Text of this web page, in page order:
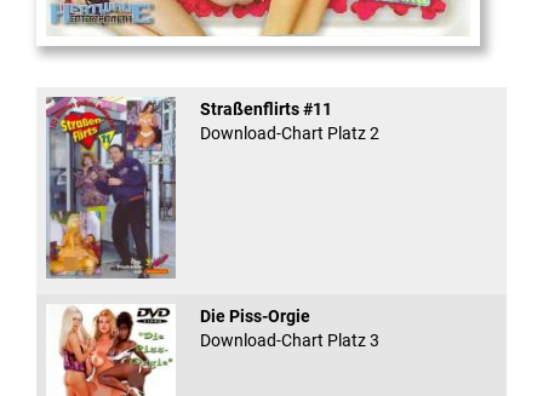
And Confused #8 - ...
Straßenflirts #11
Download-Chart Platz 2
Die Piss-Orgie
Download-Chart Platz 3